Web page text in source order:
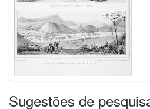
Sugestões de